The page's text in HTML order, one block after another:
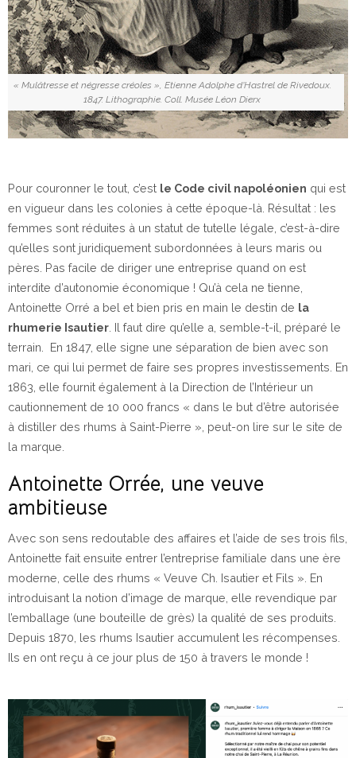
« Mulâtresse et négresse créoles », Etienne Adolphe d’Hastrel de Rivedoux.
1847. Lithographie. Coll. Musée Léon Dierx
Pour couronner le tout, c’est le Code civil napoléonien qui est
en vigueur dans les colonies à cette époque-là. Résultat : les
femmes sont réduites à un statut de tutelle légale, c’est-à-dire
qu’elles sont juridiquement subordonnées à leurs maris ou
pères. Pas facile de diriger une entreprise quand on est
interdite d’autonomie économique ! Qu’à cela ne tienne,
Antoinette Orré a bel et bien pris en main le destin de la
rhumerie Isautier . Il faut dire qu’elle a, semble-t-il, préparé le
terrain. En 1847, elle signe une séparation de bien avec son
mari, ce qui lui permet de faire ses propres investissements. En
1863, elle fournit également à la Direction de l’Intérieur un
cautionnement de 10 000 francs « dans le but d’être autorisée
à distiller des rhums à Saint-Pierre », peut-on lire sur le site de
la marque.
Antoinette Orrée, une veuve
ambitieuse
Avec son sens redoutable des affaires et l’aide de ses trois fils,
Antoinette fait ensuite entrer l’entreprise familiale dans une ère
moderne, celle des rhums « Veuve Ch. Isautier et Fils ». En
introduisant la notion d’image de marque, elle revendique par
l’emballage (une bouteille de grès) la qualité de ses produits.
Depuis 1870, les rhums Isautier accumulent les récompenses.
Ils en ont reçu à ce jour plus de 150 à travers le monde !